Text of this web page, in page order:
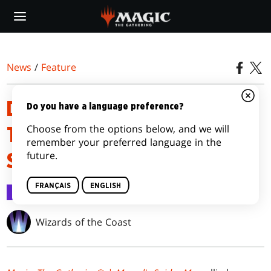
main
News / Feature
DECKS DE BIENVENUE MAGIC:
THE GATHERING | MARVEL'S
SPIDER-MAN
Feature 24 juil. 2025
Wizards of the Coast
Do you have a language preference?
Choose from the options below, and we will
remember your preferred language in the
future.
FRANÇAIS ENGLISH